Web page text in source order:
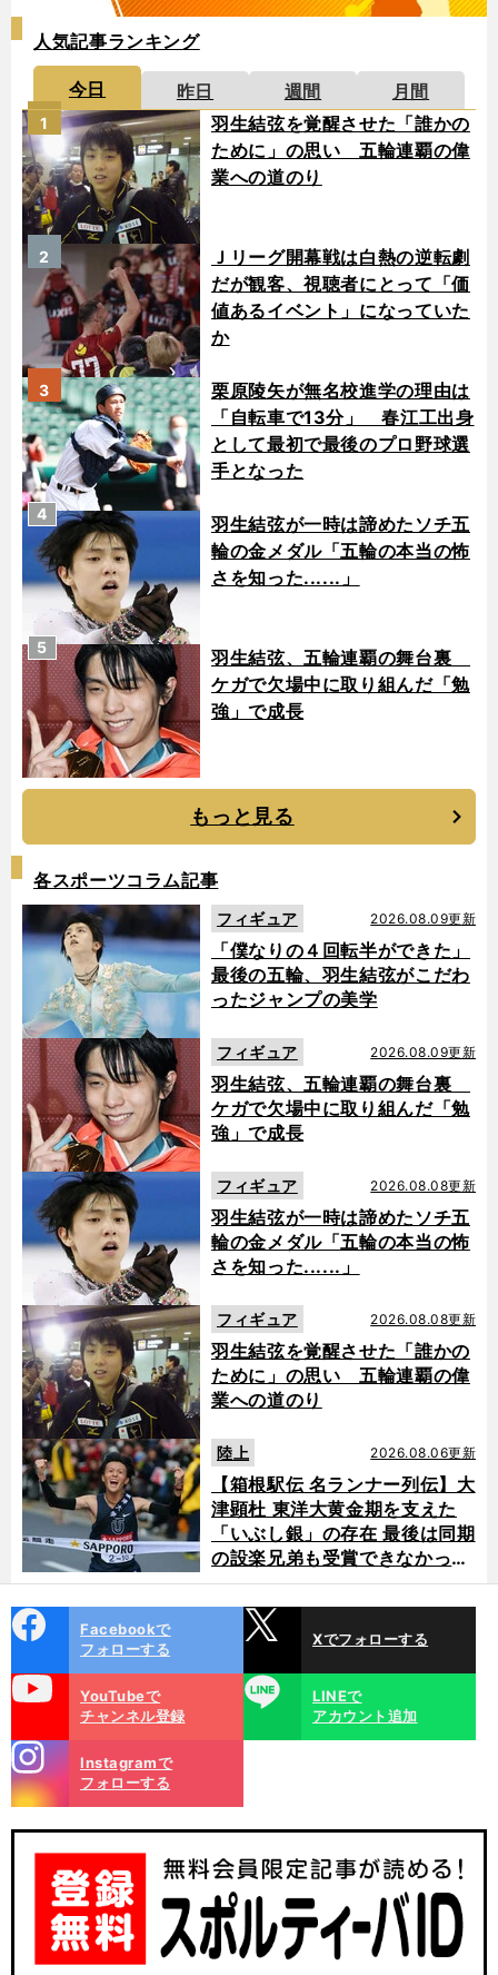
人気記事ランキング
今日 昨日 週間
月間
羽生結弦を覚醒させた「誰かの
ために」の思い 五輪連覇の偉
業への道のり
1
Ｊリーグ開幕戦は白熱の逆転劇
だが観客、視聴者にとって「価
値あるイベント」になっていた
か
2
栗原陵矢が無名校進学の理由は
「自転車で13分」 春江工出身
として最初で最後のプロ野球選
手となった
3
羽生結弦が一時は諦めたソチ五
輪の金メダル「五輪の本当の怖
さを知った......」
4
羽生結弦、五輪連覇の舞台裏
ケガで欠場中に取り組んだ「勉
強」で成長
5
もっと見る
各スポーツコラム記事
「僕なりの４回転半ができた」
最後の五輪、羽生結弦がこだわ
ったジャンプの美学
2026.08.09更新
フィギュア
羽生結弦、五輪連覇の舞台裏
ケガで欠場中に取り組んだ「勉
強」で成長
2026.08.09更新
フィギュア
羽生結弦が一時は諦めたソチ五
輪の金メダル「五輪の本当の怖
さを知った......」
2026.08.08更新
フィギュア
羽生結弦を覚醒させた「誰かの
ために」の思い 五輪連覇の偉
業への道のり
2026.08.08更新
フィギュア
【箱根駅伝 名ランナー列伝】大
津顕杜 東洋大黄金期を支えた
「いぶし銀」の存在 最後は同期
の設楽兄弟も受賞できなかった
金栗杯に輝く
2026.08.06更新
陸上
ok
Facebookで
フォローする
Xでフォローする
YouTubeで
チャンネル登録
LINE
LINEで
アカウント追加
m
Instagramで
フォローする